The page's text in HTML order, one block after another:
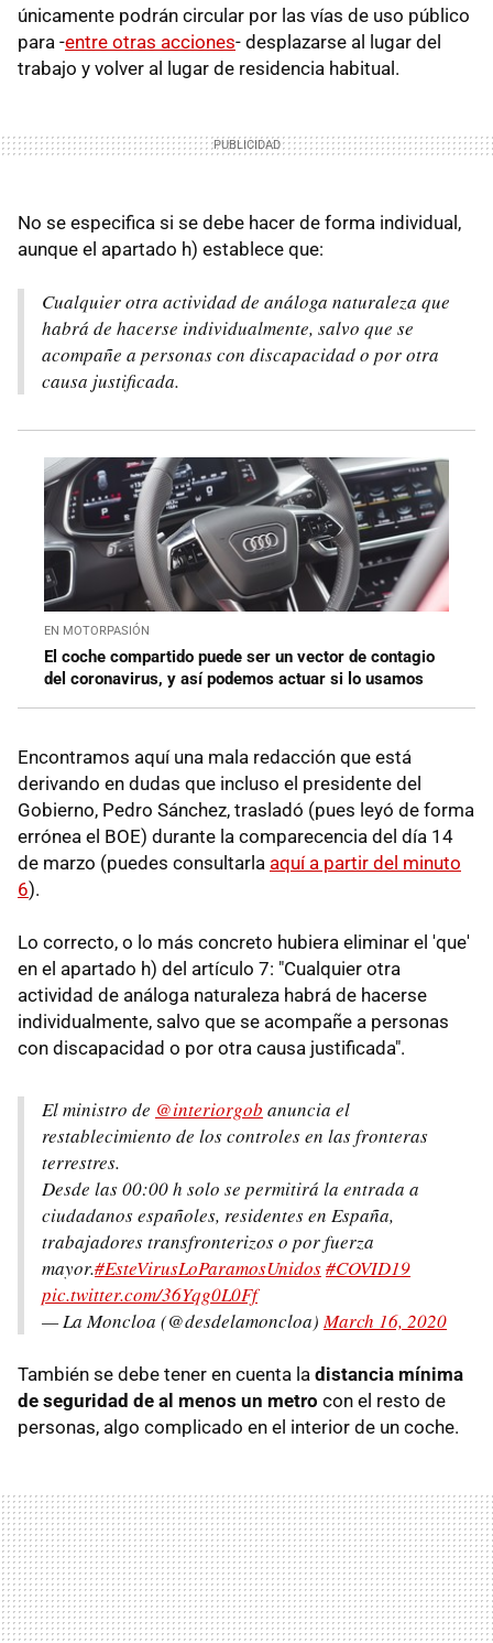
únicamente podrán circular por las vías de uso público
para -entre otras acciones- desplazarse al lugar del
trabajo y volver al lugar de residencia habitual.
No se especifica si se debe hacer de forma individual,
aunque el apartado h) establece que:
Cualquier otra actividad de análoga naturaleza que
habrá de hacerse individualmente, salvo que se
acompañe a personas con discapacidad o por otra
causa justificada.
EN MOTORPASIÓN
El coche compartido puede ser un vector de contagio
del coronavirus, y así podemos actuar si lo usamos
Encontramos aquí una mala redacción que está
derivando en dudas que incluso el presidente del
Gobierno, Pedro Sánchez, trasladó (pues leyó de forma
errónea el BOE) durante la comparecencia del día 14
de marzo (puedes consultarla aquí a partir del minuto
6).
Lo correcto, o lo más concreto hubiera eliminar el 'que'
en el apartado h) del artículo 7: "Cualquier otra
actividad de análoga naturaleza habrá de hacerse
individualmente, salvo que se acompañe a personas
con discapacidad o por otra causa justificada".
El ministro de @interiorgob anuncia el
restablecimiento de los controles en las fronteras
terrestres.
Desde las 00:00 h solo se permitirá la entrada a
ciudadanos españoles, residentes en España,
trabajadores transfronterizos o por fuerza
mayor.#EsteVirusLoParamosUnidos#COVID19
pic.twitter.com/36Yqg0L0Ff
— La Moncloa (@desdelamoncloa) March 16, 2020
También se debe tener en cuenta la distancia mínima
de seguridad de al menos un metro con el resto de
personas, algo complicado en el interior de un coche.